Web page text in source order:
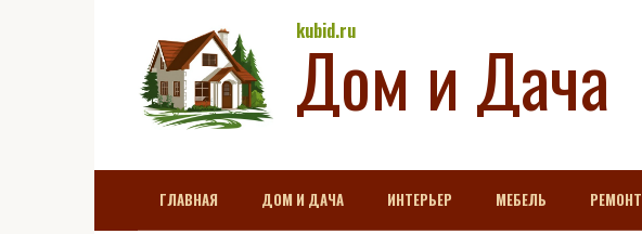
kubid.ru
Дом и Дача
ГЛАВНАЯ ДОМ И ДАЧА ИНТЕРЬЕР МЕБЕЛЬ РЕМОНТ